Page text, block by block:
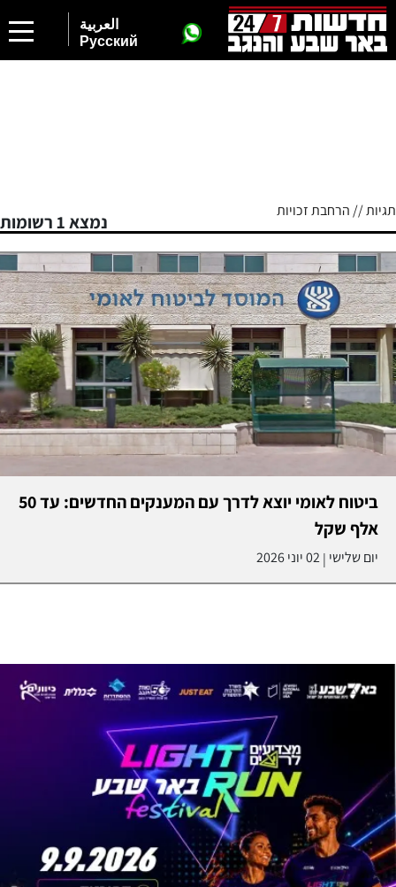
العربية
Русский
תגיות // הרחבת זכויות
נמצא 1 רשומות
ביטוח לאומי יוצא לדרך עם המענקים החדשים: עד 50
אלף שקל
יום שלישי |02 יוני 2026